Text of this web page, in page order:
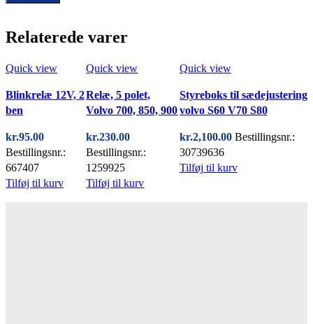
Relaterede varer
Quick view
Blinkrelæ 12V, 2
ben
kr.95.00
Bestillingsnr.:
667407
Tilføj til kurv
Quick view
Relæ, 5 polet,
Volvo 700, 850, 900
kr.230.00
Bestillingsnr.:
1259925
Tilføj til kurv
Quick view
Styreboks til sædejustering
volvo S60 V70 S80
kr.2,100.00 Bestillingsnr.:
30739636
Tilføj til kurv